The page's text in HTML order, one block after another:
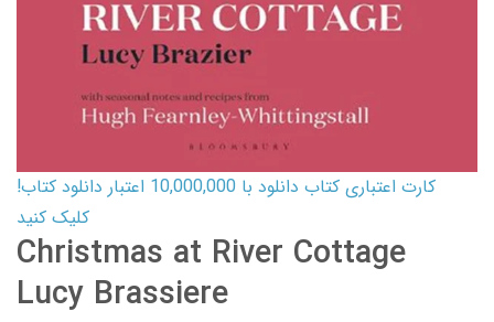
کارت اعتباری کتاب دانلود با 10,000,000 اعتبار دانلود کتاب!
کلیک کنید
Christmas at River Cottage
Lucy Brassiere